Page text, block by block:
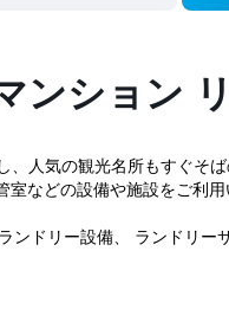
ンション
人気の観光名所もすぐそ
などの設備や施設をご利用
ドリー設備、 ランドリー